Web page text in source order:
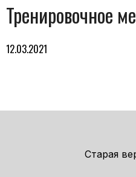
Тренировочное
12.03.2021
Старая